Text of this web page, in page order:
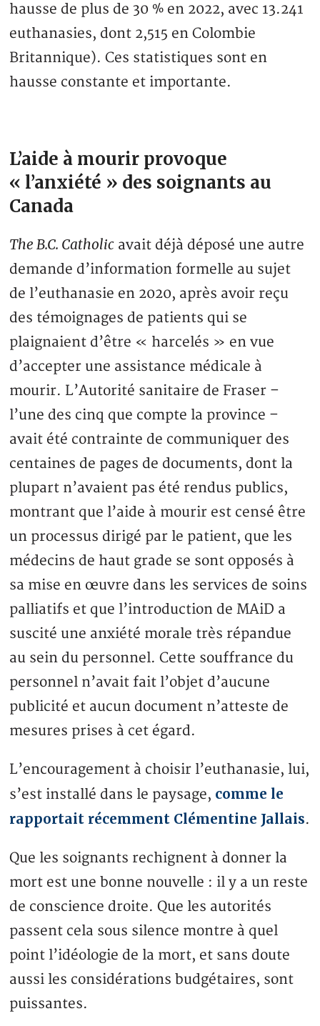
hausse de plus de 30 % en 2022, avec 13.241
euthanasies, dont 2,515 en Colombie
Britannique). Ces statistiques sont en
hausse constante et importante.
L’aide à mourir provoque
« l’anxiété » des soignants au
Canada
The B.C. Catholic avait déjà déposé une autre
demande d’information formelle au sujet
de l’euthanasie en 2020, après avoir reçu
des témoignages de patients qui se
plaignaient d’être « harcelés » en vue
d’accepter une assistance médicale à
mourir. L’Autorité sanitaire de Fraser –
l’une des cinq que compte la province –
avait été contrainte de communiquer des
centaines de pages de documents, dont la
plupart n’avaient pas été rendus publics,
montrant que l’aide à mourir est censé être
un processus dirigé par le patient, que les
médecins de haut grade se sont opposés à
sa mise en œuvre dans les services de soins
palliatifs et que l’introduction de MAiD a
suscité une anxiété morale très répandue
au sein du personnel. Cette souffrance du
personnel n’avait fait l’objet d’aucune
publicité et aucun document n’atteste de
mesures prises à cet égard.
L’encouragement à choisir l’euthanasie, lui,
s’est installé dans le paysage, comme le
rapportait récemment Clémentine Jallais.
Que les soignants rechignent à donner la
mort est une bonne nouvelle : il y a un reste
de conscience droite. Que les autorités
passent cela sous silence montre à quel
point l’idéologie de la mort, et sans doute
aussi les considérations budgétaires, sont
puissantes.